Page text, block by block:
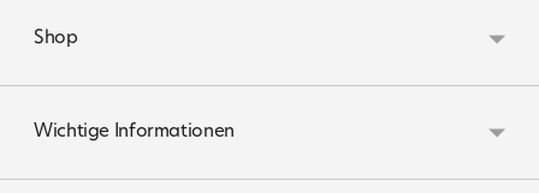
Shop
Wichtige Informationen